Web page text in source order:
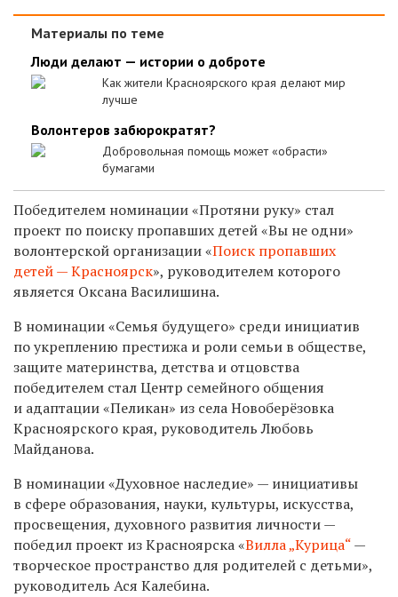
Материалы по теме
Люди делают — истории о доброте
Как жители Красноярского края делают мир
лучше
Волонтеров забюрократят?
Добровольная помощь может «обрасти»
бумагами
Победителем номинации «Протяни руку» стал
проект по поиску пропавших детей «Вы не одни»
волонтерской организации «Поиск пропавших
детей — Красноярск», руководителем которого
является Оксана Василишина.
В номинации «Семья будущего» среди инициатив
по укреплению престижа и роли семьи в обществе,
защите материнства, детства и отцовства
победителем стал Центр семейного общения
и адаптации «Пеликан» из села Новоберёзовка
Красноярского края, руководитель Любовь
Майданова.
В номинации «Духовное наследие» — инициативы
в сфере образования, науки, культуры, искусства,
просвещения, духовного развития личности —
победил проект из Красноярска «Вилла „Курица“—
творческое пространство для родителей с детьми»,
руководитель Ася Калебина.